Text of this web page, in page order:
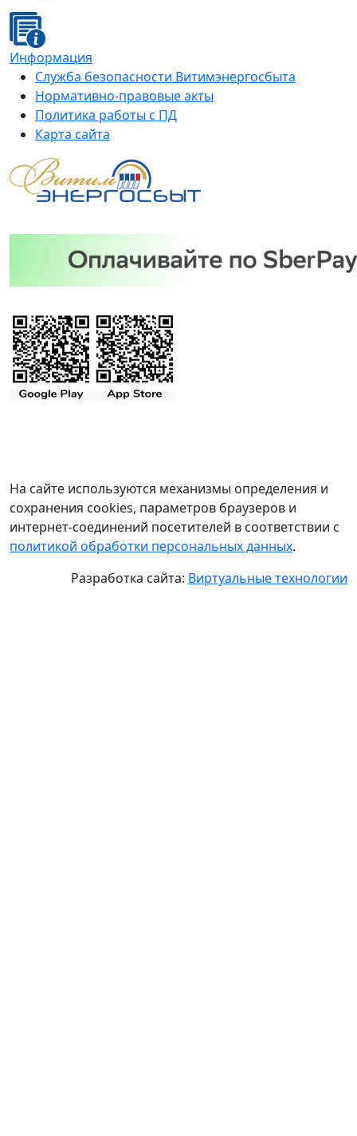
Информация
Служба безопасности Витимэнергосбыта
Нормативно-правовые акты
Политика работы с ПД
Карта сайта
На сайте используются механизмы определения и
сохранения cookies, параметров браузеров и
интернет-соединений посетителей в соответствии с
политикой обработки персональных данных.
Разработка сайта: Виртуальные технологии